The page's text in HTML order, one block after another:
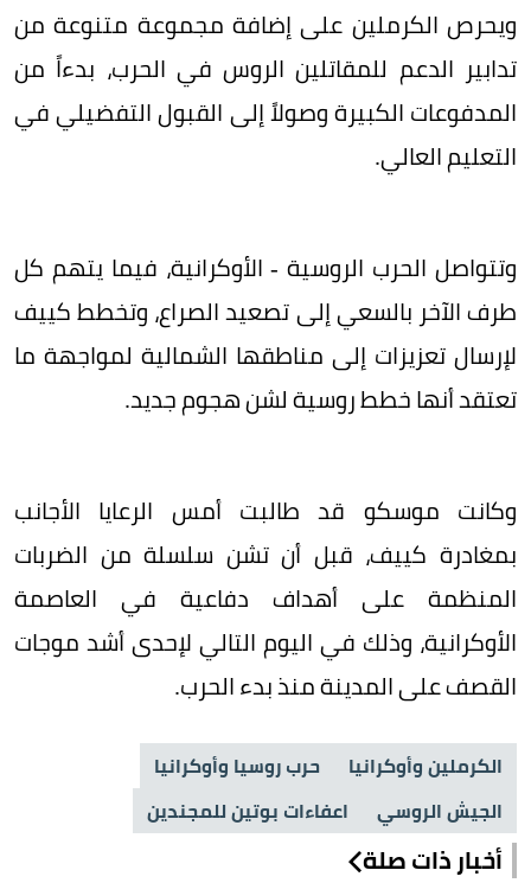
ويحرص الكرملين على إضافة مجموعة متنوعة من
تدابير الدعم للمقاتلين الروس في الحرب، بدءاً من
المدفوعات الكبيرة وصولاً إلى القبول التفضيلي في
التعليم العالي.
وتتواصل الحرب الروسية - الأوكرانية، فيما يتهم كل
طرف الآخر بالسعي إلى تصعيد الصراع، وتخطط كييف
لإرسال تعزيزات إلى مناطقها الشمالية لمواجهة ما
تعتقد أنها خطط روسية لشن هجوم جديد.
وكانت موسكو قد طالبت أمس الرعايا الأجانب
بمغادرة كييف، قبل أن تشن سلسلة من الضربات
المنظمة على أهداف دفاعية في العاصمة
الأوكرانية، وذلك في اليوم التالي لإحدى أشد موجات
القصف على المدينة منذ بدء الحرب.
الكرملين وأوكرانيا
حرب روسيا وأوكرانيا
الجيش الروسي
اعفاءات بوتين للمجندين
أخبار ذات صلة